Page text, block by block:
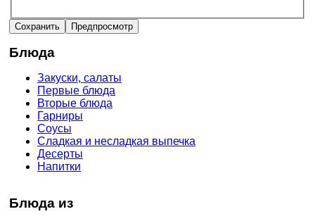
Блюда
Закуски, салаты
Первые блюда
Вторые блюда
Гарниры
Соусы
Сладкая и несладкая выпечка
Десерты
Напитки
Блюда из